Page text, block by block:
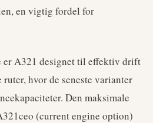
en vigtig fordel for
er A321 designet til effektiv drift
hvor de seneste varianter
Den maksimale
(current engine option)